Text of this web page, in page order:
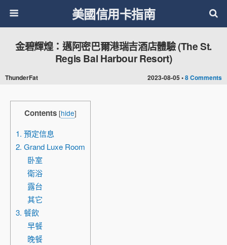
美國信用卡指南
2023-08-05 •8 Comments
金碧輝煌：邁阿密巴爾港瑞吉酒店體驗 (The St.
Regis Bal Harbour Resort)
ThunderFat
Contents [hide]
1. 預定信息
2. Grand Luxe Room
卧室
衛浴
露台
其它
3. 餐飲
早餐
晚餐